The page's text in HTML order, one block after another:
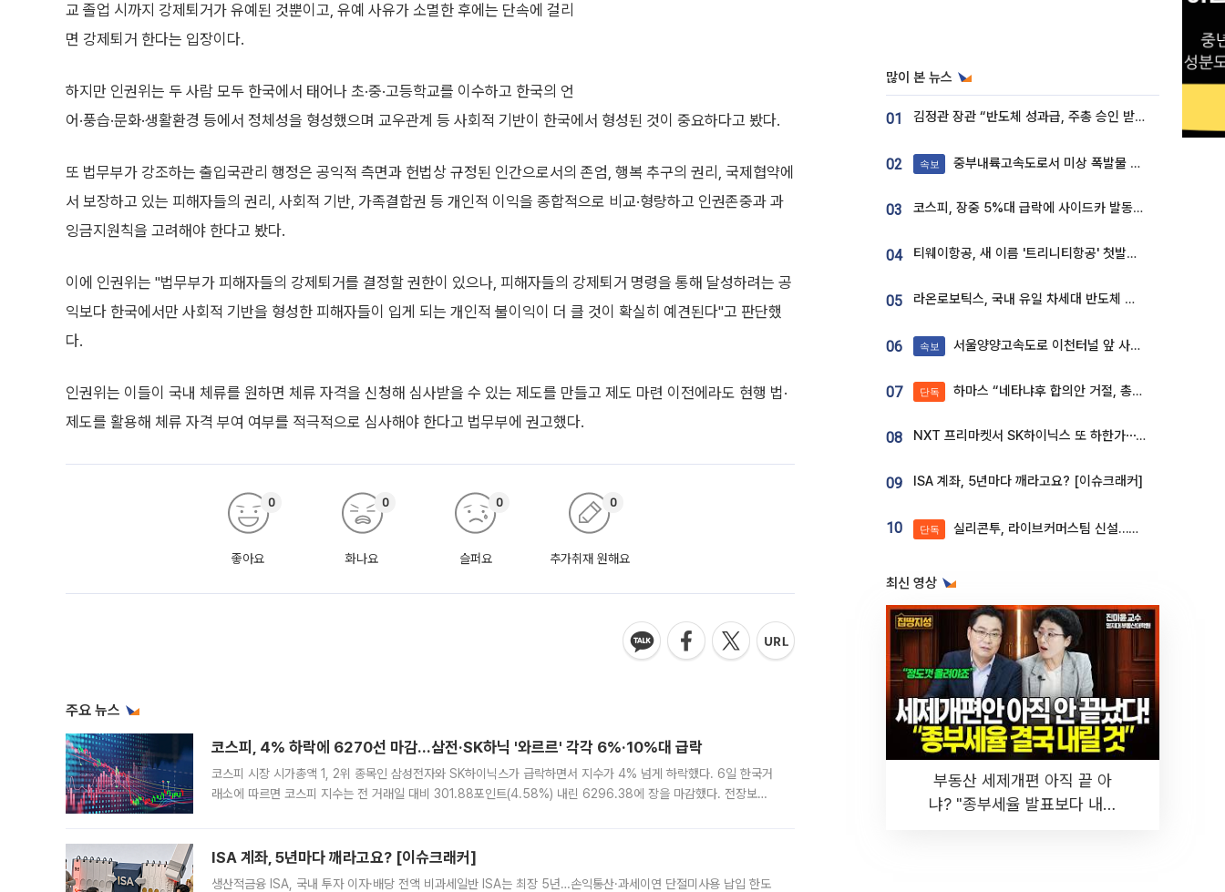
교 졸업 시까지 강제퇴거가 유예된 것뿐이고, 유예 사유가 소멸한 후에는 단속에 걸리
면 강제퇴거 한다는 입장이다.
하지만 인권위는 두 사람 모두 한국에서 태어나 초·중·고등학교를 이수하고 한국의 언
어·풍습·문화·생활환경 등에서 정체성을 형성했으며 교우관계 등 사회적 기반이 한국에서 형성된 것이 중요하다고 봤다.
또 법무부가 강조하는 출입국관리 행정은 공익적 측면과 헌법상 규정된 인간으로서의 존엄, 행복 추구의 권리, 국제협약에
서 보장하고 있는 피해자들의 권리, 사회적 기반, 가족결합권 등 개인적 이익을 종합적으로 비교·형량하고 인권존중과 과
잉금지원칙을 고려해야 한다고 봤다.
이에 인권위는 "법무부가 피해자들의 강제퇴거를 결정할 권한이 있으나, 피해자들의 강제퇴거 명령을 통해 달성하려는 공
익보다 한국에서만 사회적 기반을 형성한 피해자들이 입게 되는 개인적 불이익이 더 클 것이 확실히 예견된다"고 판단했
다.
인권위는 이들이 국내 체류를 원하면 체류 자격을 신청해 심사받을 수 있는 제도를 만들고 제도 마련 이전에라도 현행 법·
제도를 활용해 체류 자격 부여 여부를 적극적으로 심사해야 한다고 법무부에 권고했다.
좋아요
0
화나요
0
슬퍼요
0
추가취재 원해요
0
주요 뉴스
코스피, 4% 하락에 6270선 마감…삼전·SK하닉 '와르르' 각각 6%·10%대 급락
코스피 시장 시가총액 1, 2위 종목인 삼성전자와 SK하이닉스가 급락하면서 지수가 4% 넘게 하락했다. 6일 한국거
래소에 따르면 코스피 지수는 전 거래일 대비 301.88포인트(4.58%) 내린 6296.38에 장을 마감했다. 전장보다
ISA 계좌, 5년마다 깨라고요? [이슈크래커]
생산적금융 ISA, 국내 투자 이자·배당 전액 비과세일반 ISA는 최장 5년…손익통산·과세이연 단절미사용 납입 한도
많이 본 뉴스
01 김정관 장관 “반도체 성과급, 주총 승인 받도록”…상법·자본시장법 개정 시사
02 속보 중부내륙고속도로서 미상 폭발물 발견
03 코스피, 장중 5%대 급락에 사이드카 발동…삼성·SK 동반 폭락
04 티웨이항공, 새 이름 '트리니티항공' 첫발…SSC 전략 본격화
05 라온로보틱스, 국내 유일 차세대 반도체 공정 로봇 개발 ‘고객사 테스트 진행’
06 속보 서울양양고속도로 이천터널 앞 사고 발생
07 단독 하마스 “네타냐후 합의안 거절, 총선 앞두고 시간 끌기”
08 NXT 프리마켓서 SK하이닉스 또 하한가⋯‘11주 거래’에 시초가 왜곡
09 ISA 계좌, 5년마다 깨라고요? [이슈크래커]
10 단독 실리콘투, 라이브커머스팀 신설…K뷰티 ‘글로벌 판매망’ 확대[K뷰티 라방戰]
최신 영상
부동산 세제개편 아직 끝 아
냐? "종부세율 발표보다 내릴